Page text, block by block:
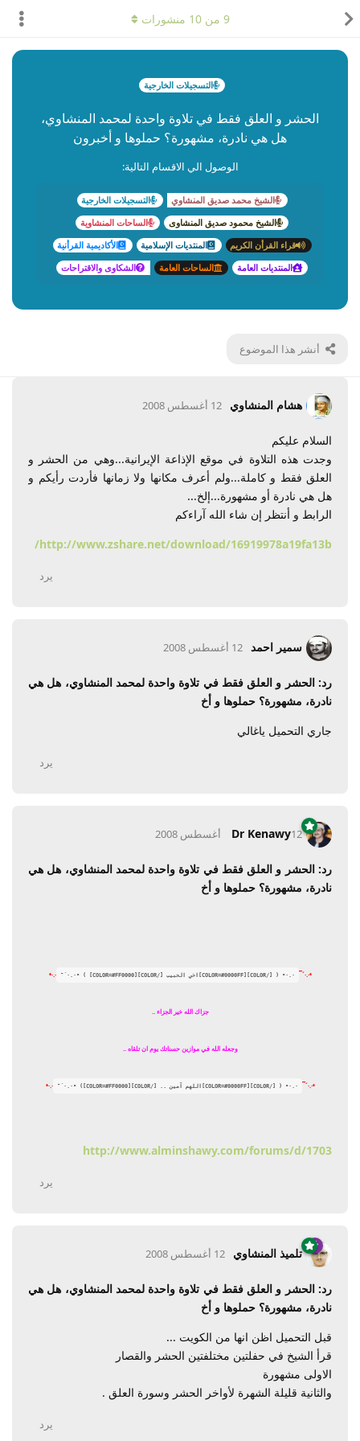
التسجيلات الخارجية
الحشر و العلق فقط في تلاوة واحدة لمحمد المنشاوي،
هل هي نادرة، مشهورة؟ حملوها و أخبرون
الوصول الي الاقسام التالية:
الشيخ محمد صديق المنشاوي
التسجيلات الخارجية
الشيخ محمود صديق المنشاوى
الساحات المنشاوية
قراء القرأن الكريم
المنتديات الإسلامية
الأكاديمية القرأنية
المنتديات العامة
الساحات العامة الشكاوى والاقتراحات
أنشر هذا الموضوع
9 من10 منشورات
هشام المنشاوي 12 أغسطس 2008
السلام عليكم
وجدت هذه التلاوة في موقع الإذاعة الإيرانية...وهي من الحشر و
العلق فقط و كاملة...ولم أعرف مكانها ولا زمانها فأردت رأيكم و
هل هي نادرة أو مشهورة...إلخ...
الرابط و أنتظر إن شاء الله آراءكم
http://www.zshare.net/download/16919978a19fa13b/
يرد
سمير احمد 12 أغسطس 2008
رد: الحشر و العلق فقط في تلاوة واحدة لمحمد المنشاوي، هل هي
نادرة، مشهورة؟ حملوها و أخ
جاري التحميل ياغالي
يرد
Dr Kenawy12 أغسطس 2008
رد: الحشر و العلق فقط في تلاوة واحدة لمحمد المنشاوي، هل هي
نادرة، مشهورة؟ حملوها و أخ
•·.·´¯ ·.·• ( [/COLOR][COLOR=#0000FF]اخي الحبيب [/COLOR][COLOR=#FF0000] ) •·.·´¯ ·.·•
جزاك الله خير الجزاء ..
وجعله الله في موازين حسناتك يوم ان تلقاه ..
•·.·´¯ ·.·• ( [/COLOR][COLOR=#0000FF]اللهم آمين .. [/COLOR][COLOR=#FF0000]) •·.·´¯ ·.·•
http://www.alminshawy.com/forums/d/1703
يرد
تلميذ المنشاوي 12 أغسطس 2008
رد: الحشر و العلق فقط في تلاوة واحدة لمحمد المنشاوي، هل هي
نادرة، مشهورة؟ حملوها و أخ
قبل التحميل اظن انها من الكويت ...
قرأ الشيخ في حفلتين مختلفتين الحشر والقصار
الاولى مشهورة
والثانية قليلة الشهرة لأواخر الحشر وسورة العلق .
يرد